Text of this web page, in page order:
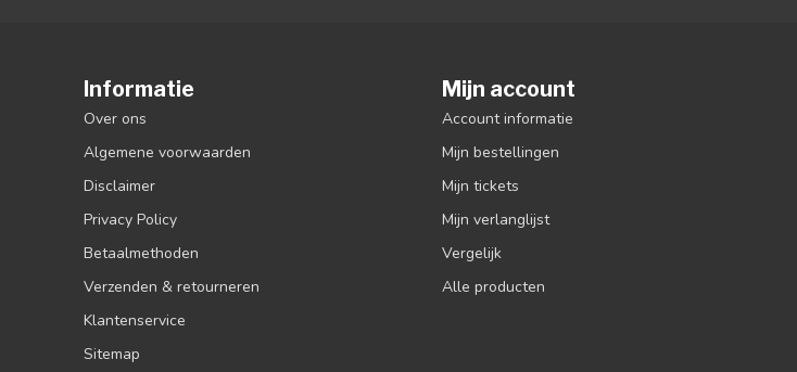
Informatie
Over ons
Algemene voorwaarden
Disclaimer
Privacy Policy
Betaalmethoden
Verzenden & retourneren
Klantenservice
Sitemap
Mijn account
Account informatie
Mijn bestellingen
Mijn tickets
Mijn verlanglijst
Vergelijk
Alle producten